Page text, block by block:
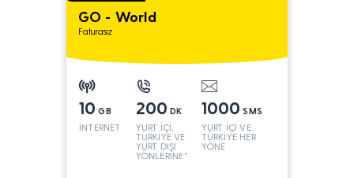
GO - World
Faturasız
10 GB
İNTERNET
200 DK
YURT İÇİ,
TÜRKİYE VE
YURT DIŞI
YÖNLERİNE*
1000 SMS
YURT İÇİ VE
TÜRKİYE HER
YÖNE